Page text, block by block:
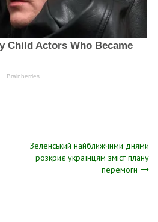
Зеленський найближчими днями
розкриє українцям зміст плану
перемоги